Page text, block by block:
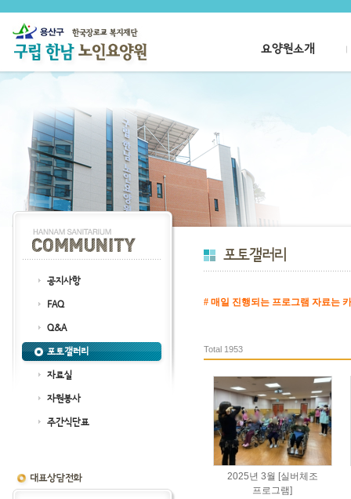
요양원소개
공지사항
FAQ
Q&A
포토갤러리
자료실
자원봉사
주간식단표
# 매일 진행되는 프로그램 자료는
Total 1953
2025년 3월 [실버체조
프로그램]